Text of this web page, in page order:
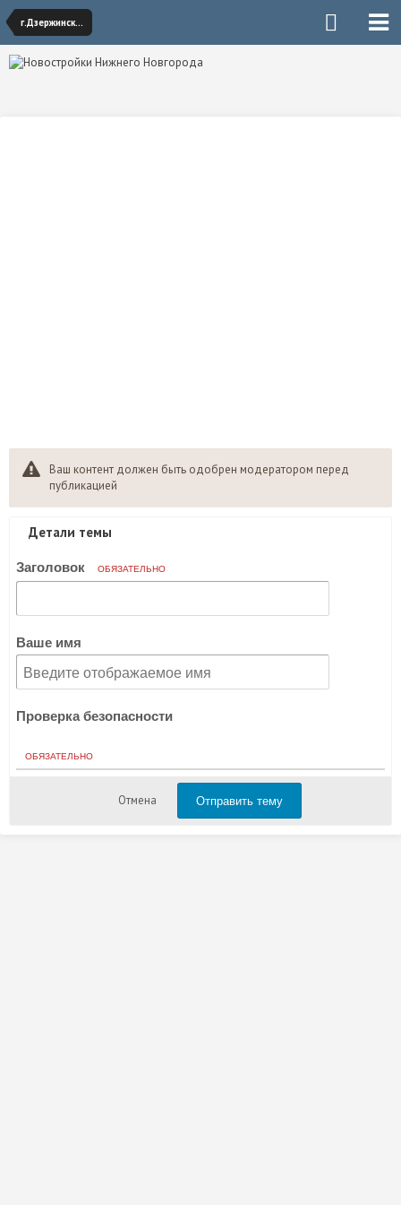
г.Дзержинск, ЖК "Зеленый берег"
Ваш контент должен быть одобрен модератором перед
публикацией
Детали темы
Заголовок ОБЯЗАТЕЛЬНО
Ваше имя
Проверка безопасности
ОБЯЗАТЕЛЬНО
Отмена Отправить тему